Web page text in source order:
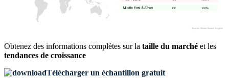
XX%
XX
Obtenez des informations complètes sur la taille du marché et les
tendances de croissance
Télécharger un échantillon gratuit